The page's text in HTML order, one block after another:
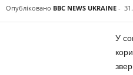
Опубліковано BBC NEWS UKRAINE -
У